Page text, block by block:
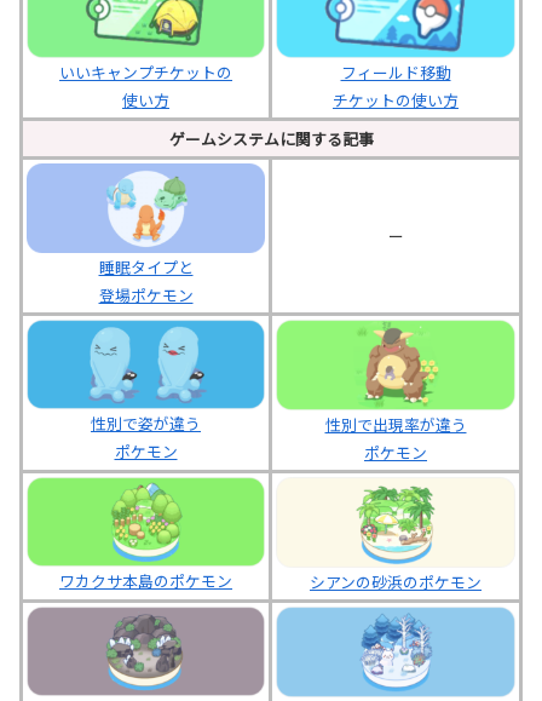
いいキャンプチケットの
使い方
フィールド移動
チケットの使い方
ゲームシステムに関する記事
睡眠タイプと
登場ポケモン
ー
性別で姿が違う
ポケモン
性別で出現率が違う
ポケモン
ワカクサ本島のポケモン シアンの砂浜のポケモン